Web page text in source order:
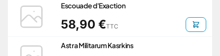
Escouade d'Exaction
58,90 €TTC
Astra Militarum Kasrkins